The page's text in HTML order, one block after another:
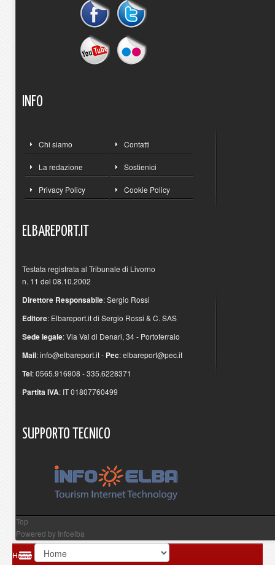
INFO
Chi siamo Contatti
La redazione Sostienici
Privacy Policy Cookie Policy
ELBAREPORT.IT
Testata registrata al Tribunale di Livorno
n. 11 del 08.10.2002
Direttore Responsabile: Sergio Rossi
Editore: Elbareport.it di Sergio Rossi & C. SAS
Sede legale: Via Val di Denari, 34 - Portoferraio
Mail:info@elbareport.it- Pec:elbareport@pec.it
Tel: 0565.916908 - 335.6228371
Partita IVA: IT 01807760499
SUPPORTO TECNICO
Top
Powered by Infoelba
Home